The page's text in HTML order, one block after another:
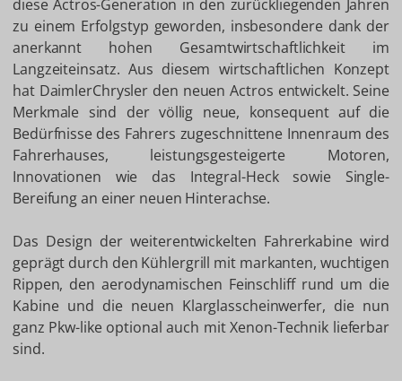
diese Actros-Generation in den zurückliegenden Jahren
zu einem Erfolgstyp geworden, insbesondere dank der
anerkannt hohen Gesamtwirtschaftlichkeit im
Langzeiteinsatz. Aus diesem wirtschaftlichen Konzept
hat DaimlerChrysler den neuen Actros entwickelt. Seine
Merkmale sind der völlig neue, konsequent auf die
Bedürfnisse des Fahrers zugeschnittene Innenraum des
Fahrerhauses, leistungsgesteigerte Motoren,
Innovationen wie das Integral-Heck sowie Single-
Bereifung an einer neuen Hinterachse.
Das Design der weiterentwickelten Fahrerkabine wird
geprägt durch den Kühlergrill mit markanten, wuchtigen
Rippen, den aerodynamischen Feinschliff rund um die
Kabine und die neuen Klarglasscheinwerfer, die nun
ganz Pkw-like optional auch mit Xenon-Technik lieferbar
sind.